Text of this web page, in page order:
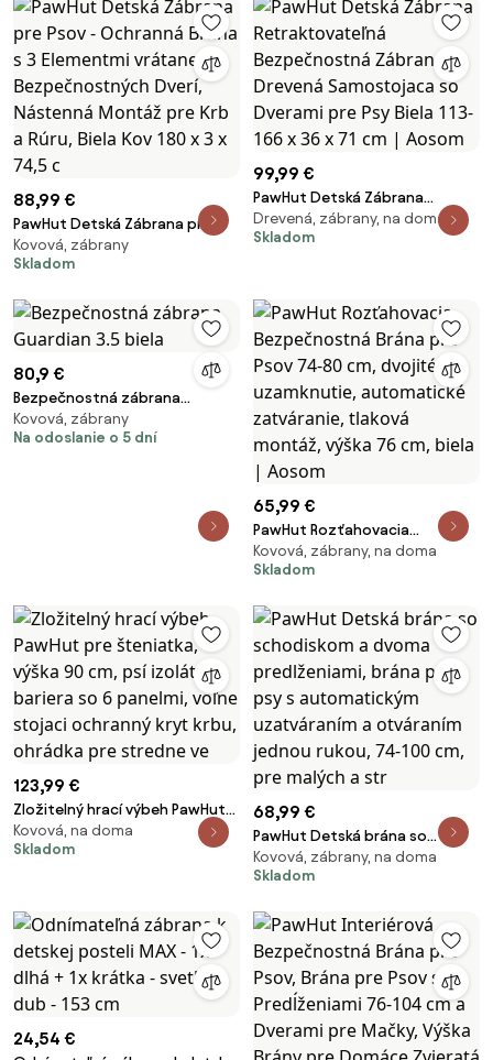
chodbu, schody, biel
pre Schody do Kuch
88,99 €
PawHut Detská Zábrana pre
Psov - Ochranná Brána s 3
Elementmi vrátane
Nástenná Montáž pre Krb a
Rúru, Biela Kov 180 x 3 x 74,5 c
Kovová, zábrany
Skladom
99,99 €
PawHut Detská Zábrana
Retraktovateľná Bezpečnostná
Zábrana Drevená Samostojaca
Drevená, zábrany, na doma
Skladom
80,9 €
Bezpečnostná zábrana
Guardian 3.5 biela
Kovová, zábrany
Na odoslanie o 5 dní
65,99 €
PawHut Rozťahovacia
Bezpečnostná Brána pre Psov
74-80 cm, dvojité uzamknutie,
tlaková montáž, výška 76 cm,
biela | Aosom
Kovová, zábrany, na doma
Skladom
123,99 €
Zložitelný hrací výbeh PawHut
pre šteniatka, výška 90 cm, psí
izolátor, bariera so 6 panelmi,
Kovová, na doma
Skladom
68,99 €
PawHut Detská brána so
schodiskom a dvoma
predlženiami, brána pre psy s
otváraním jednou rukou, 74-100
cm, pre malých a str
Kovová, zábrany, na doma
Skladom
24,54 €